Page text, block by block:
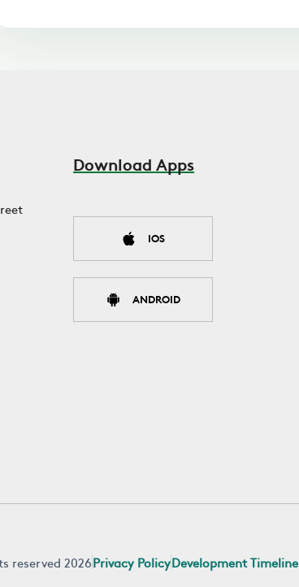
Download Apps
IOS
ANDROID
reserved 2026Privacy PolicyDevelopment Timeline